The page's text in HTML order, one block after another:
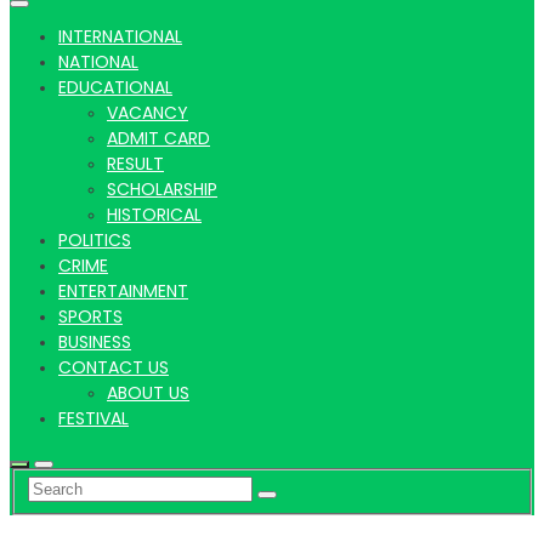
news |
Latest
Hindi
News
INTERNATIONAL
NATIONAL
EDUCATIONAL
VACANCY
ADMIT CARD
RESULT
SCHOLARSHIP
HISTORICAL
POLITICS
CRIME
ENTERTAINMENT
SPORTS
BUSINESS
CONTACT US
ABOUT US
FESTIVAL